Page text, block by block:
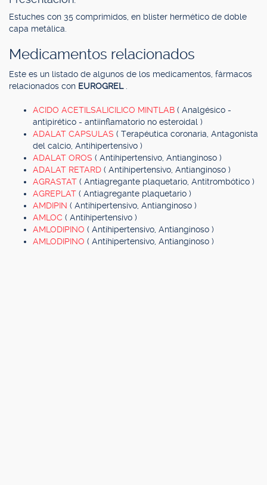
Estuches con 35 comprimidos, en blister hermético de doble
capa metálica.
Medicamentos relacionados
Este es un listado de algunos de los medicamentos, fármacos
relacionados con EUROGREL
ACIDO ACETILSALICILICO MINTLAB ( Analgésico -
antipirético - antiinflamatorio no esteroidal )
ADALAT CAPSULAS ( Terapéutica coronaria, Antagonista
del calcio, Antihipertensivo )
ADALAT OROS ( Antihipertensivo, Antianginoso )
ADALAT RETARD ( Antihipertensivo, Antianginoso )
AGRASTAT ( Antiagregante plaquetario, Antitrombótico )
AGREPLAT ( Antiagregante plaquetario )
AMDIPIN ( Antihipertensivo, Antianginoso )
AMLOC ( Antihipertensivo )
AMLODIPINO ( Antihipertensivo, Antianginoso )
AMLODIPINO ( Antihipertensivo, Antianginoso )